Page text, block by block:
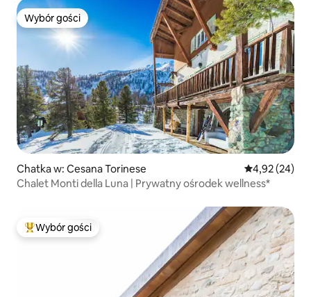
Wybór gości
Wybór gości
Chatka w: Cesana Torinese Średnia
4,92 (24)
Chalet Monti della Luna | Prywatny ośrodek wellness*
Najpopularniejsze z kategorii Wybór gości
Wybór gości